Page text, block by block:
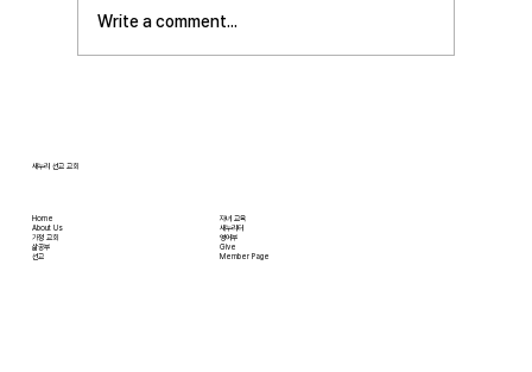
문명은 우리의 삶을 매우 편리하게 만들어 주었
Write a comment...
Home
About Us
​가정 교회
​삶공부
​선교
자녀 교육
새누리터
영어부
Give
Member Page
새누리 선교 교회